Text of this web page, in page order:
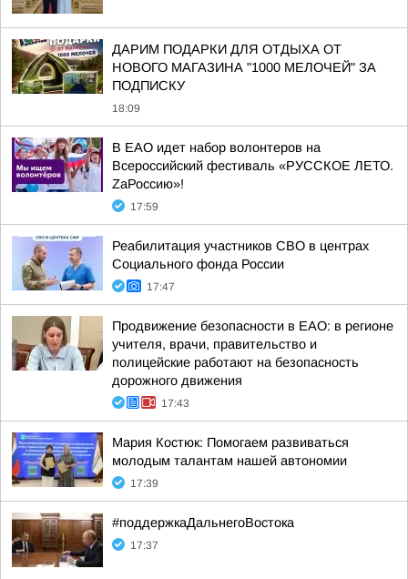
ДАРИМ ПОДАРКИ ДЛЯ ОТДЫХА ОТ
НОВОГО МАГАЗИНА "1000 МЕЛОЧЕЙ" ЗА
ПОДПИСКУ
18:09
В ЕАО идет набор волонтеров на
Всероссийский фестиваль «РУССКОЕ ЛЕТО.
ZаРоссию»!
17:59
Реабилитация участников СВО в центрах
Социального фонда России
17:47
Продвижение безопасности в ЕАО: в регионе
учителя, врачи, правительство и
полицейские работают на безопасность
дорожного движения
17:43
Мария Костюк: Помогаем развиваться
молодым талантам нашей автономии
17:39
#поддержкаДальнегоВостока
17:37